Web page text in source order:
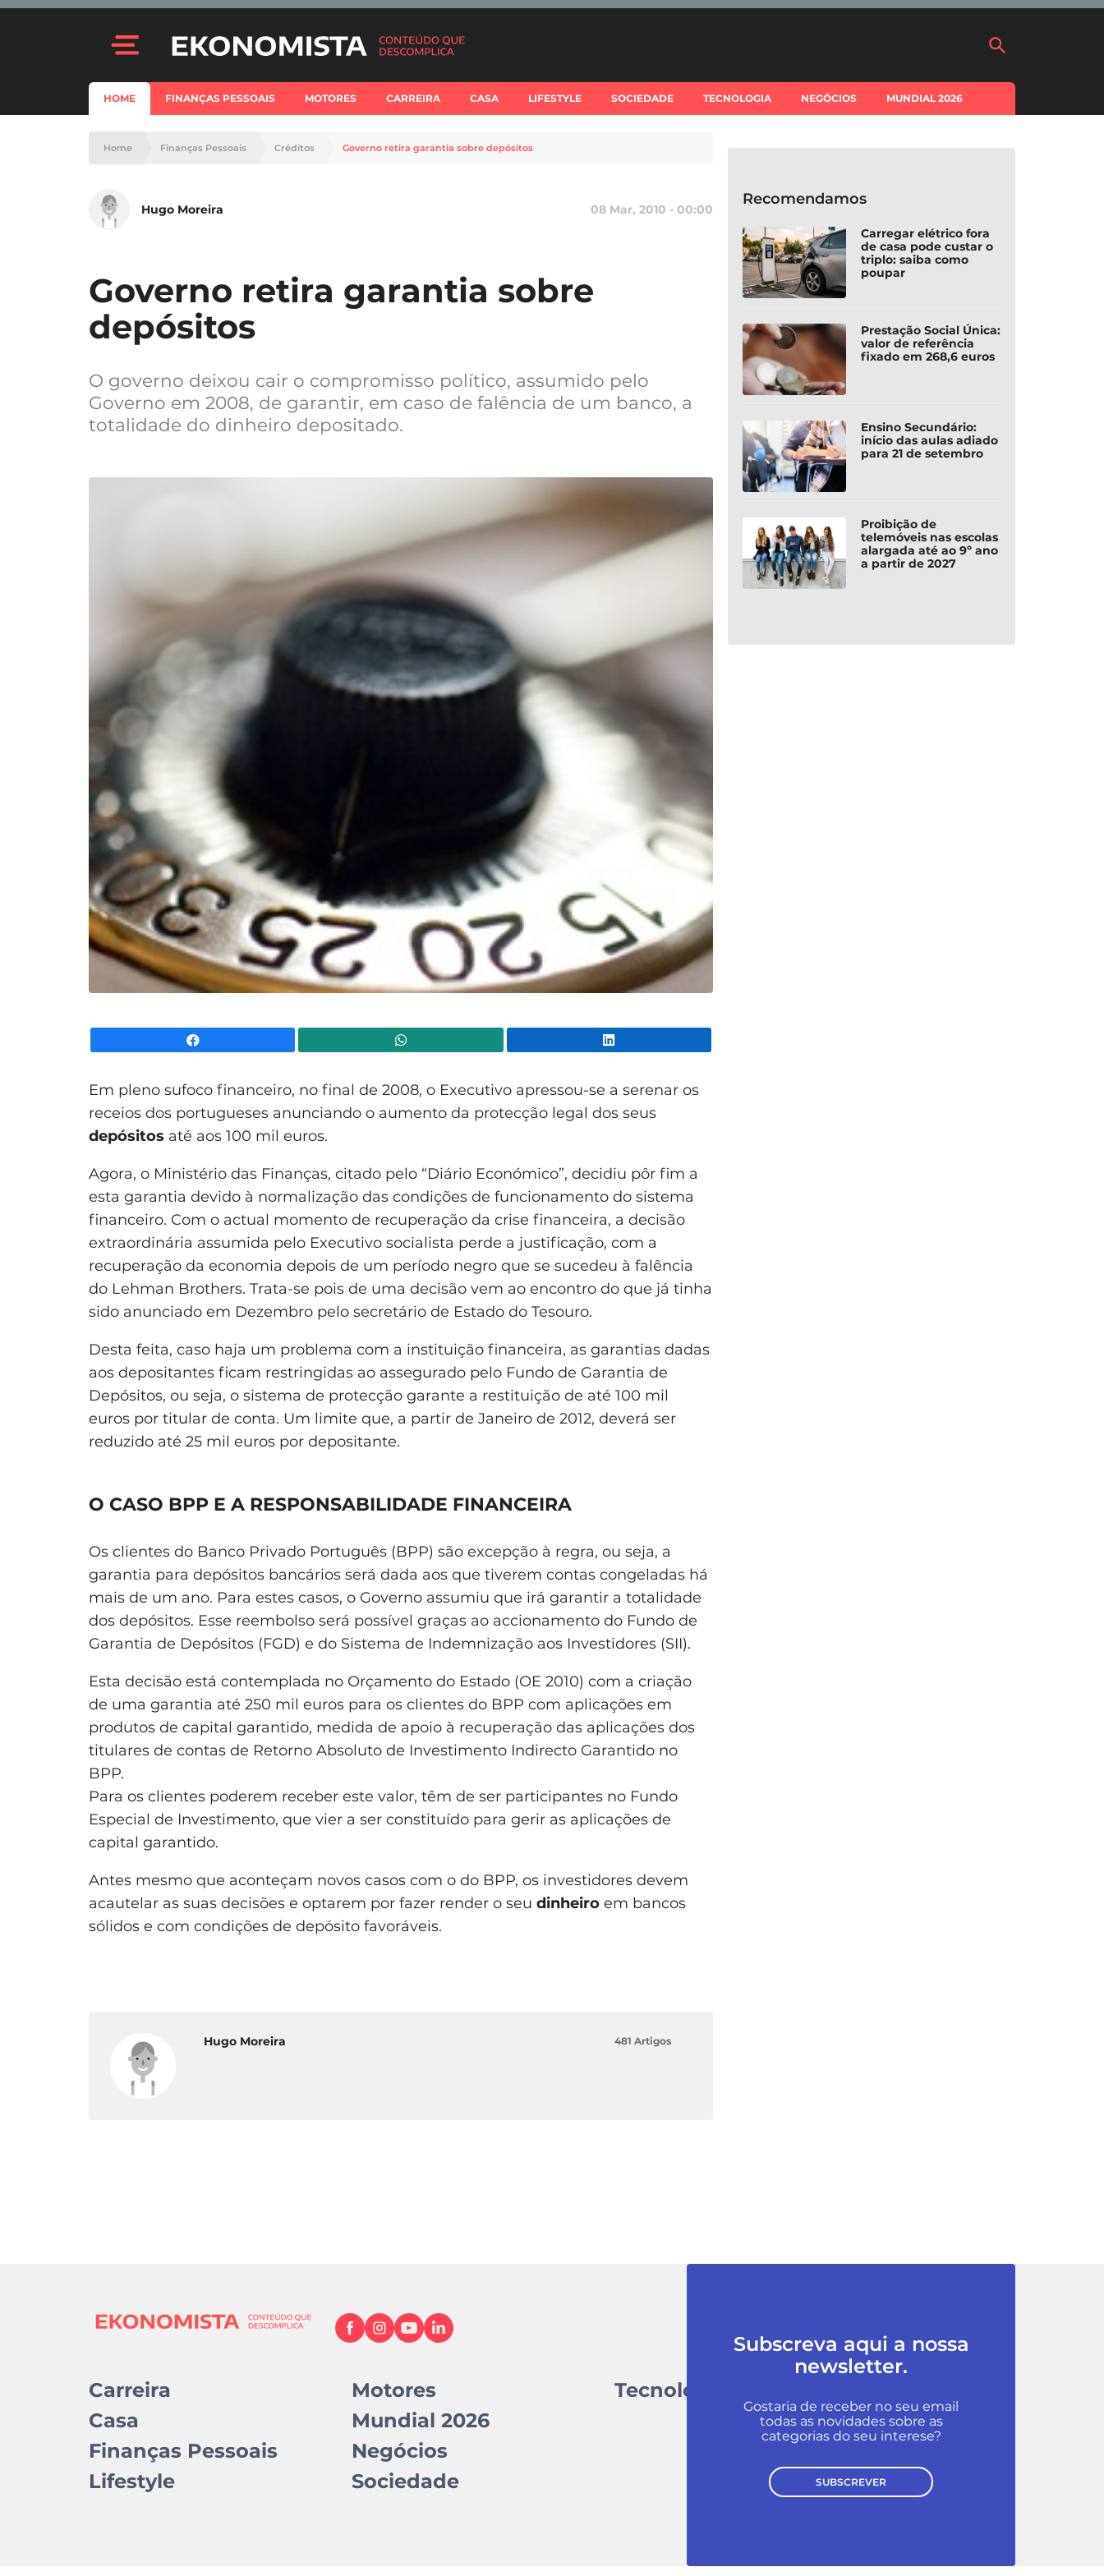
HOME FINANÇAS PESSOAIS MOTORES CARREIRA CASA LIFESTYLE SOCIEDADE TECNOLOGIA NEGÓCIOS MUNDIAL 2026
Home Finanças Pessoais Créditos Governo retira garantia sobre depósitos
Hugo Moreira 08 Mar, 2010 - 00:00
Governo retira garantia sobre
depósitos
O governo deixou cair o compromisso político, assumido pelo
Governo em 2008, de garantir, em caso de falência de um banco, a
totalidade do dinheiro depositado.
Em pleno sufoco financeiro, no final de 2008, o Executivo apressou-se a serenar os
receios dos portugueses anunciando o aumento da protecção legal dos seus
depósitos até aos 100 mil euros.
Agora, o Ministério das Finanças, citado pelo “Diário Económico”, decidiu pôr fim a
esta garantia devido à normalização das condições de funcionamento do sistema
financeiro. Com o actual momento de recuperação da crise financeira, a decisão
extraordinária assumida pelo Executivo socialista perde a justificação, com a
recuperação da economia depois de um período negro que se sucedeu à falência
do Lehman Brothers. Trata-se pois de uma decisão vem ao encontro do que já tinha
sido anunciado em Dezembro pelo secretário de Estado do Tesouro.
Desta feita, caso haja um problema com a instituição financeira, as garantias dadas
aos depositantes ficam restringidas ao assegurado pelo Fundo de Garantia de
Depósitos, ou seja, o sistema de protecção garante a restituição de até 100 mil
euros por titular de conta. Um limite que, a partir de Janeiro de 2012, deverá ser
reduzido até 25 mil euros por depositante.
O CASO BPP E A RESPONSABILIDADE FINANCEIRA
Os clientes do Banco Privado Português (BPP) são excepção à regra, ou seja, a
garantia para depósitos bancários será dada aos que tiverem contas congeladas há
mais de um ano. Para estes casos, o Governo assumiu que irá garantir a totalidade
dos depósitos. Esse reembolso será possível graças ao accionamento do Fundo de
Garantia de Depósitos (FGD) e do Sistema de Indemnização aos Investidores (SII).
Esta decisão está contemplada no Orçamento do Estado (OE 2010) com a criação
de uma garantia até 250 mil euros para os clientes do BPP com aplicações em
produtos de capital garantido, medida de apoio à recuperação das aplicações dos
titulares de contas de Retorno Absoluto de Investimento Indirecto Garantido no
BPP.
Para os clientes poderem receber este valor, têm de ser participantes no Fundo
Especial de Investimento, que vier a ser constituído para gerir as aplicações de
capital garantido.
Antes mesmo que aconteçam novos casos com o do BPP, os investidores devem
acautelar as suas decisões e optarem por fazer render o seu dinheiro em bancos
sólidos e com condições de depósito favoráveis.
Hugo Moreira 481 Artigos
Recomendamos
Carregar elétrico fora
de casa pode custar o
triplo: saiba como
poupar
Prestação Social Única:
valor de referência
fixado em 268,6 euros
Ensino Secundário:
início das aulas adiado
para 21 de setembro
Proibição de
telemóveis nas escolas
alargada até ao 9º ano
a partir de 2027
Carreira
Casa
Finanças Pessoais
Lifestyle
Motores
Mundial 2026
Negócios
Sociedade
Tecnologia
Subscreva aqui a nossa
newsletter.
Gostaria de receber no seu email
todas as novidades sobre as
categorias do seu interese?
SUBSCREVER